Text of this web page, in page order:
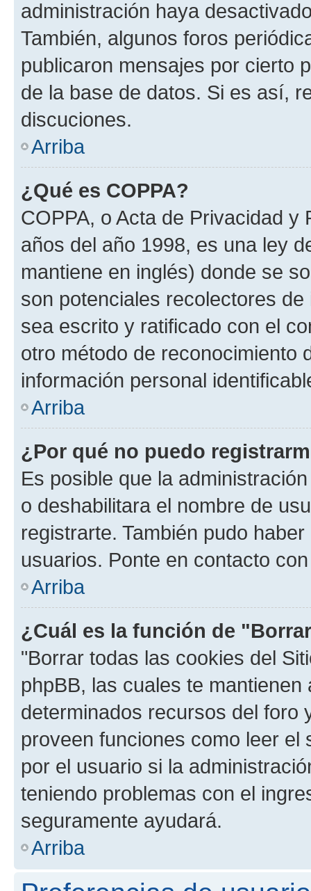
administración haya
También, algunos foros
publicaron mensajes por cierto
de la base de datos. Si es así,
discuciones.
Arriba
¿Qué es COPPA?
COPPA, o Acta de Privacidad
años del año 1998, es una ley
mantiene en inglés) donde se
son potenciales recolectores
sea escrito y ratificado con el
otro método de reconocimiento
información personal
Arriba
¿Por qué no puedo
Es posible que la
o deshabilitara el nombre de
registrarte. También pudo
usuarios. Ponte en contacto
Arriba
¿Cuál es la función de
"Borrar todas las cookies del
phpBB, las cuales te
determinados recursos del foro
proveen funciones como leer el
por el usuario si la
teniendo problemas con el
seguramente ayudará.
Arriba